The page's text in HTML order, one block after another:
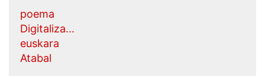
poema
Digitaliza...
euskara
Atabal